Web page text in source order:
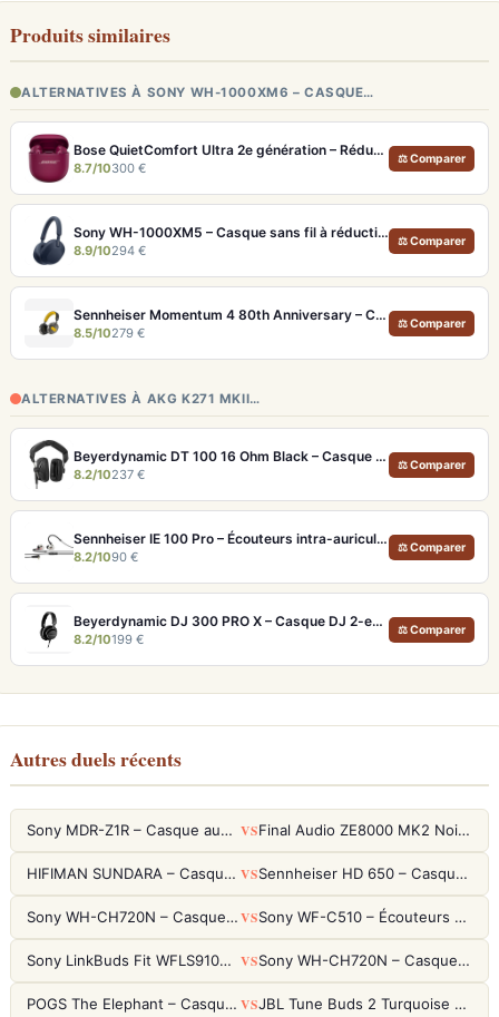
Produits similaires
ALTERNATIVES À SONY WH-1000XM6 – CASQUE…
Bose QuietComfort Ultra 2e génération – Réduction de bruit absolue et qualité d'appel IA
8.7/10300 €
⚖ Comparer
Sony WH-1000XM5 – Casque sans fil à réduction de bruit active et Hi-Res LDAC
8.9/10294 €
⚖ Comparer
Sennheiser Momentum 4 80th Anniversary – Casque Bluetooth édition limitée 60h
8.5/10279 €
⚖ Comparer
ALTERNATIVES À AKG K271 MKII…
Beyerdynamic DT 100 16 Ohm Black – Casque studio fermé pour monitoring précis
8.2/10237 €
⚖ Comparer
Sennheiser IE 100 Pro – Écouteurs intra-auriculaires transparents pour monitoring live
8.2/1090 €
⚖ Comparer
Beyerdynamic DJ 300 PRO X – Casque DJ 2-en-1 pour club et studio
8.2/10199 €
⚖ Comparer
Autres duels récents
Sony MDR-Z1R – Casque audiophile fermé haute résolution VS Final Audio ZE8000 MK2 Noir – Écouteurs True Wireless audiophiles 8K Sound
HIFIMAN SUNDARA – Casque Planar Magnetic Ouvert Over-Ear Audiophile VS Sennheiser HD 650 – Casque audiophile ouvert pour l'écoute analytique
Sony WH-CH720N – Casque ANC 35h, Ultra-léger (192g) avec Processeur V1 VS Sony WF-C510 – Écouteurs True Wireless compacts, autonomie 22h et multipoint
Sony LinkBuds Fit WFLS910NW Blanc – Écouteurs Sport Ailes ANC VS Sony WH-CH720N – Casque ANC 35h, Ultra-léger (192g) avec Processeur V1
POGS The Elephant – Casque Filaire Enfants 85dB POGS-Safe™ (Éco-Responsable) VS JBL Tune Buds 2 Turquoise – Écouteurs True Wireless avec ANC et autonomie 48h